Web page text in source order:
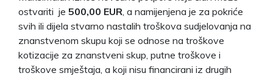
ostvariti je 500,00 EUR , a namijenjena je za pokriće
svih ili dijela stvarno nastalih troškova sudjelovanja na
znanstvenom skupu koji se odnose na troškove
kotizacije za znanstveni skup, putne troškove i
troškove smještaja, a koji nisu financirani iz drugih